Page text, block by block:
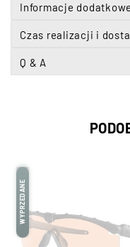
Informacje dodatkowe
Czas realizacji i
Q & A
WYPRZEDANE